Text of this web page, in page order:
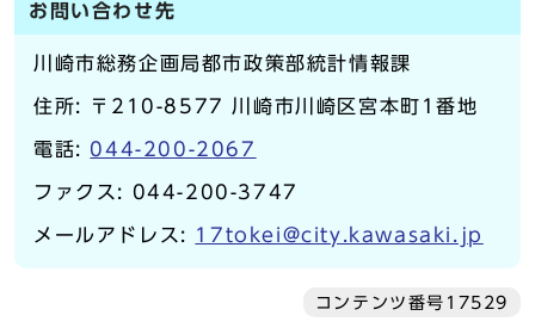
お問い合わせ先
川崎市総務企画局都市政策部統計情報課
住所: 〒210-8577 川崎市川崎区宮本町1番地
電話: 044-200-2067
ファクス: 044-200-3747
メールアドレス: 17tokei@city.kawasaki.jp
コンテンツ番号17529